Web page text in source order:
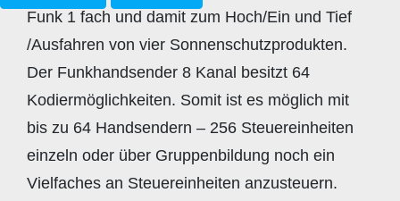
Funk 1 fach und damit zum Hoch/Ein und Tief
/Ausfahren von vier Sonnenschutzprodukten.
Der Funkhandsender 8 Kanal besitzt 64
Kodiermöglichkeiten. Somit ist es möglich mit
bis zu 64 Handsendern – 256 Steuereinheiten
einzeln oder über Gruppenbildung noch ein
Vielfaches an Steuereinheiten anzusteuern.